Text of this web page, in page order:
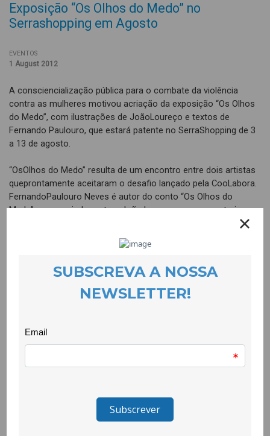
Exposição “Os Olhos do Medo” no
Serrashopping em Agosto
EVENTOS
1 August 2012
A consciencialização pública para o combate da violência
contra as mulheres motivou acriação da exposição “Os Olhos
do Medo”, com ilustrações de JoãoLoureço e textos de
Fernando Paulouro, que estará patente no SerraShopping de 3
a 13 de agosto.
“OsOlhos do Medo” resulta de um encontro entre dois artistas
queprontamente aceitaram o desafio lançado pela CooLabora.
FernandoPaulouro Neves é autor do conto “Os Olhos do
Medo”, que serviude mote a João Lourenço para construir um
imaginário depersonagens através da ilustração, que dá corpo
nãointeressa apenas a mulheres. É uma questão de cidadania
que dizrespeito a todas as pessoas que se empenham na
Aviolência contra as mulheres é um dos fenómenos
transversais maisnegros da contemporaneidade. Estima-se
que uma em cada três mulheresadultas seja anualmente vítima
tráfico de mulheres ou amutilação genital são exemplos
tenebrosos de atentados àdignidade e à integridade física e
psicológica, isto é, adireitos humanos basilares.